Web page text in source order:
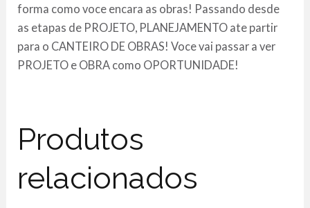
forma como voce encara as obras! Passando desde
as etapas de PROJETO, PLANEJAMENTO ate partir
para o CANTEIRO DE OBRAS! Voce vai passar a ver
PROJETO e OBRA como OPORTUNIDADE!
Produtos
relacionados